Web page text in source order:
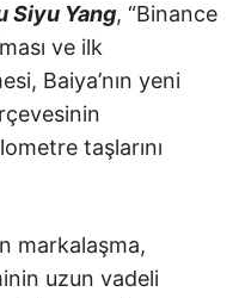
Siyu Yang, “Binance
ve ilk
Baiya’nın yeni
taşlarını
markalaşma,
uzun vadeli